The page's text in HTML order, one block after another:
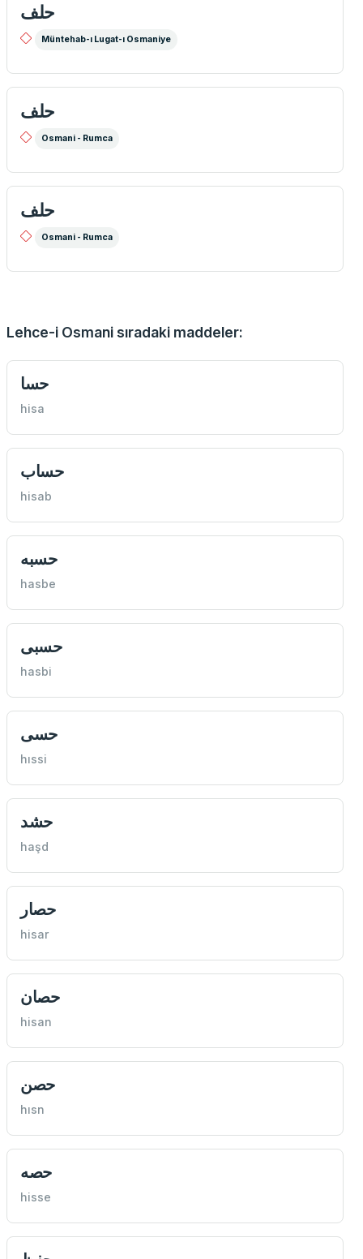
حلف
Müntehab-ı Lugat-ı Osmaniye
حلف
Osmani - Rumca
حلف
Osmani - Rumca
Lehce-i Osmani sıradaki maddeler:
حسا
hisa
حساب
hisab
حسبه
hasbe
حسبی
hasbi
حسی
hıssi
حشد
haşd
حصار
hisar
حصان
hisan
حصن
hısn
حصه
hisse